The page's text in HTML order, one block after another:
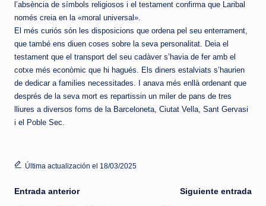
l’absència de símbols religiosos i el testament confirma que Laribal
només creia en la «moral universal».
El més curiós són les disposicions que ordena pel seu enterrament,
que també ens diuen coses sobre la seva personalitat. Deia el
testament que el transport del seu cadàver s’havia de fer amb el
cotxe més econòmic que hi hagués. Els diners estalviats s’haurien
de dedicar a families necessitades. I anava més enllà ordenant que
després de la seva mort es repartissin un miler de pans de tres
lliures a diversos forns de la Barceloneta, Ciutat Vella, Sant Gervasi
i el Poble Sec.
Última actualización el 18/03/2025
Navegación
Entrada anterior Siguiente entrada